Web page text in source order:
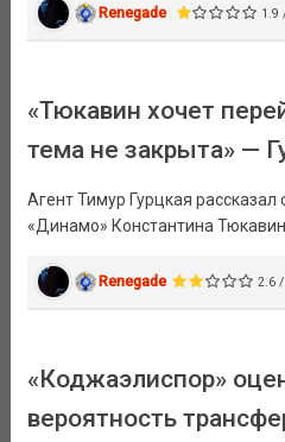
Renegade 1.9
«Тюкавин хочет
тема не закрыта» —
Агент Тимур Гурцкая
«Динамо» Константина
Renegade 2.6
«Коджаэлиспор»
вероятность